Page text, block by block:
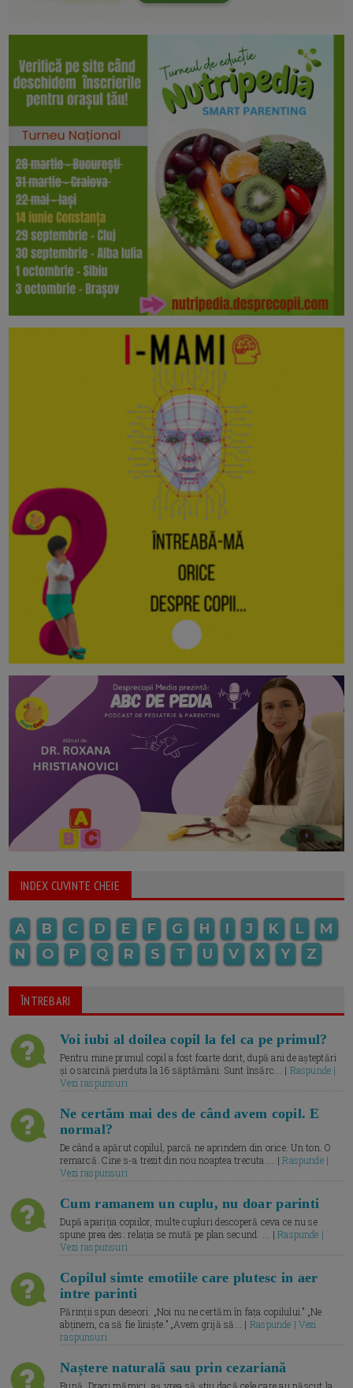
INDEX CUVINTE CHEIE
A B C D E F G H I J K L
M
N
O P Q R S T U V X Y Z
ÎNTREBARI
Voi iubi al doilea copil la fel ca pe primul?
Pentru mine primul copil a fost foarte dorit, după ani de așteptări
și o sarcină pierduta la 16 săptămâni. Sunt însărc... | Raspunde |
Vezi raspunsuri
Ne certăm mai des de când avem copil. E
normal?
De când a apărut copilul, parcă ne aprindem din orice. Un ton. O
remarcă. Cine s-a trezit din nou noaptea trecuta.... |Raspunde |
Vezi raspunsuri
Cum ramanem un cuplu, nu doar parinti
După apariția copiilor, multe cupluri descoperă ceva ce nu se
spune prea des: relația se mută pe plan secund. ... |Raspunde |
Vezi raspunsuri
Copilul simte emotiile care plutesc in aer
intre parinti
Părinții spun deseori: „Noi nu ne certăm în fața copilului.” „Ne
abținem, ca să fie liniște.” „Avem grijă să... | Raspunde | Vezi
raspunsuri
Naștere naturală sau prin cezariană